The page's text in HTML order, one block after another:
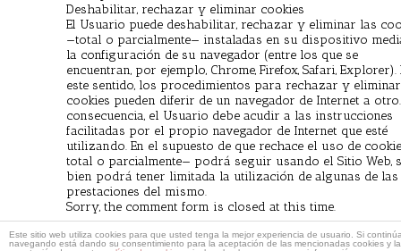
Deshabilitar, rechazar y eliminar cookies
El Usuario puede deshabilitar, rechazar y eliminar las
—total o parcialmente— instaladas en su dispositivo
la configuración de su navegador (entre los que se
encuentran, por ejemplo, Chrome, Firefox, Safari, Explorer).
este sentido, los procedimientos para rechazar y
cookies pueden diferir de un navegador de Internet a
consecuencia, el Usuario debe acudir a las instrucciones
facilitadas por el propio navegador de Internet que esté
utilizando. En el supuesto de que rechace el uso de
total o parcialmente— podrá seguir usando el Sitio Web,
bien podrá tener limitada la utilización de algunas de las
prestaciones del mismo.
Sorry, the comment form is closed at this time.
Este sitio web utiliza cookies para que usted tenga la mejor experiencia de usuario. Si
navegando está dando su consentimiento para la aceptación de las mencionadas cookies y la